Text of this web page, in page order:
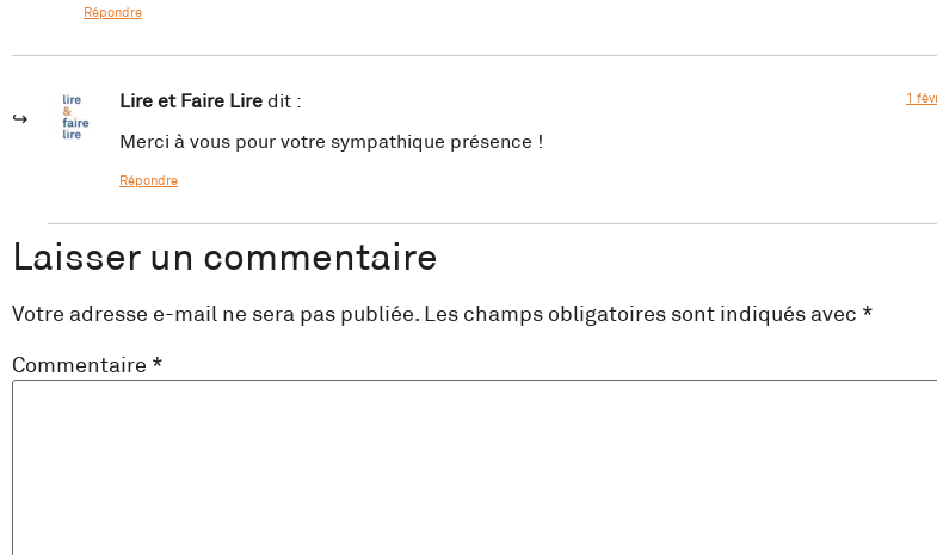
Répondre
Lire et Faire Lire dit : 1
Merci à vous pour votre sympathique présence !
Répondre
Laisser un commentaire
Votre adresse e-mail ne sera pas publiée. Les champs obligatoires sont indiqués avec *
Commentaire *